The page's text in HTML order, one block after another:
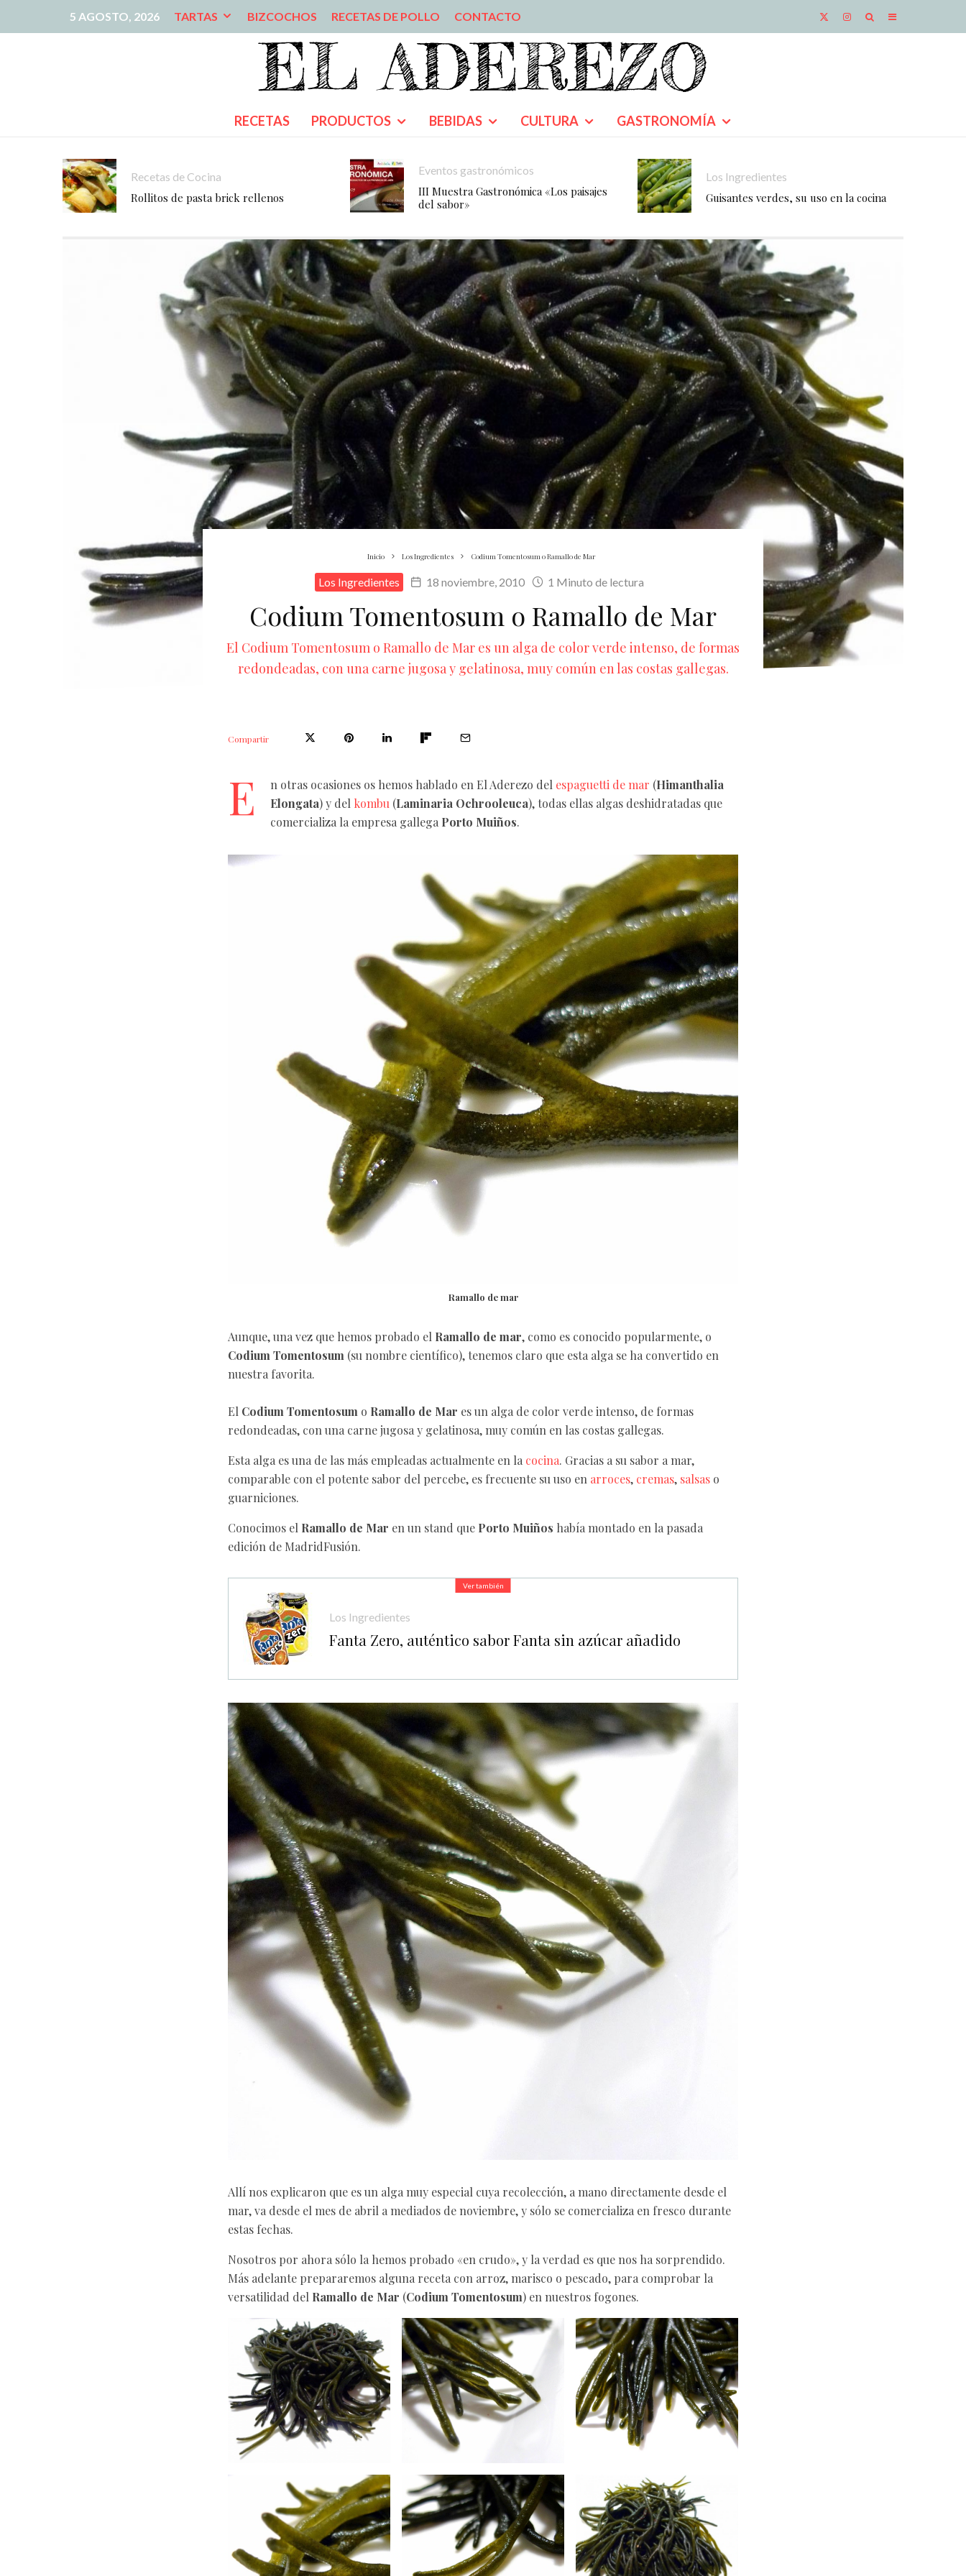
5 AGOSTO, 2026 TARTAS BIZCOCHOS RECETAS DE POLLO CONTACTO
RECETAS PRODUCTOS BEBIDAS CULTURA GASTRONOMÍA
Recetas de Cocina
Rollitos de pasta brick rellenos
Eventos gastronómicos
III Muestra Gastronómica «Los paisajes
del sabor»
Los Ingredientes
Guisantes verdes, su uso en la cocina
Inicio Los Ingredientes Codium Tomentosum o Ramallo de Mar
Los Ingredientes 18 noviembre, 2010 1 Minuto de lectura
Codium Tomentosum o Ramallo de Mar
El Codium Tomentosum o Ramallo de Mar es un alga de color verde intenso, de formas
redondeadas, con una carne jugosa y gelatinosa, muy común en las costas gallegas.
Compartir
E n otras ocasiones os hemos hablado en El Aderezo del espaguetti de mar (Himanthalia
Elongata) y del kombu (Laminaria Ochrooleuca), todas ellas algas deshidratadas que
comercializa la empresa gallega Porto Muiños.
Ramallo de mar
Aunque, una vez que hemos probado el Ramallo de mar, como es conocido popularmente, o
Codium Tomentosum (su nombre científico), tenemos claro que esta alga se ha convertido en
nuestra favorita.
El Codium Tomentosum o Ramallo de Mar es un alga de color verde intenso, de formas
redondeadas, con una carne jugosa y gelatinosa, muy común en las costas gallegas.
Esta alga es una de las más empleadas actualmente en la cocina. Gracias a su sabor a mar,
comparable con el potente sabor del percebe, es frecuente su uso en arroces, cremas, salsas o
guarniciones.
Conocimos el Ramallo de Mar en un stand que Porto Muiños había montado en la pasada
edición de MadridFusión.
Ver también
Los Ingredientes
Fanta Zero, auténtico sabor Fanta sin azúcar añadido
Allí nos explicaron que es un alga muy especial cuya recolección, a mano directamente desde el
mar, va desde el mes de abril a mediados de noviembre, y sólo se comercializa en fresco durante
estas fechas.
Nosotros por ahora sólo la hemos probado «en crudo», y la verdad es que nos ha sorprendido.
Más adelante prepararemos alguna receta con arroz, marisco o pescado, para comprobar la
versatilidad del Ramallo de Mar (Codium Tomentosum) en nuestros fogones.